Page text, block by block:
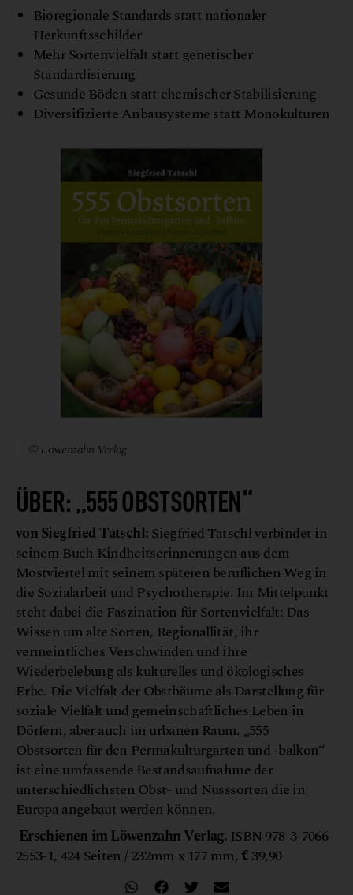
Bioregionale Standards statt nationaler
Herkunftsschilder
Mehr Sortenvielfalt statt genetischer
Standardisierung
Gesunde Böden statt chemischer Stabilisierung
Diversifizierte Anbausysteme statt Monokulturen
© Löwenzahn Verlag
ÜBER: „555 OBSTSORTEN“
von Siegfried Tatschl:Siegfried Tatschl verbindet in
seinem Buch Kindheitserinnerungen aus dem
Mostviertel mit seinem späteren beruflichen Weg in
die Sozialarbeit und Psychotherapie. Im Mittelpunkt
steht dabei die Faszination für Sortenvielfalt: Das
Wissen um alte Sorten, Regionallität, ihr
vermeintliches Verschwinden und ihre
Wiederbelebung als kulturelles und ökologisches
Erbe. Die Vielfalt der Obstbäume als Darstellung für
soziale Vielfalt und gemeinschaftliches Leben in
Dörfern, aber auch im urbanen Raum. „555
Obstsorten für den Permakulturgarten und -balkon“
ist eine umfassende Bestandsaufnahme der
unterschiedlichsten Obst- und Nusssorten die in
Europa angebaut werden können.
Erschienen im Löwenzahn Verlag. ISBN 978-3-7066-
2553-1, 424 Seiten / 232mm x 177 mm,€39,90